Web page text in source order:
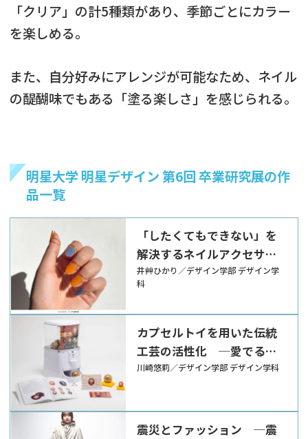
「クリア」の計5種類があり、季節ごとにカラー
を楽しめる。
また、自分好みにアレンジが可能なため、ネイル
の醍醐味でもある「塗る楽しさ」を感じられる。
明星大学 明星デザイン 第6回 卒業研究展の作
品一覧
「したくてもできない」を
解決するネイルアクセサリ
ーの提案
井艸ひかり／デザイン学部 デザイン学
科
カプセルトイを用いた伝統
工芸の活性化 ─愛でる伝
統工芸品─
川崎悠莉／デザイン学部 デザイン学科
震災とファッション ─震